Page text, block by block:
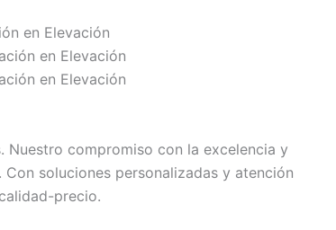
en Elevación
en Elevación
en Elevación
Nuestro compromiso con la excelencia y
soluciones personalizadas y atención
precio.